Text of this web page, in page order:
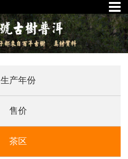
生产年份
售价
茶区